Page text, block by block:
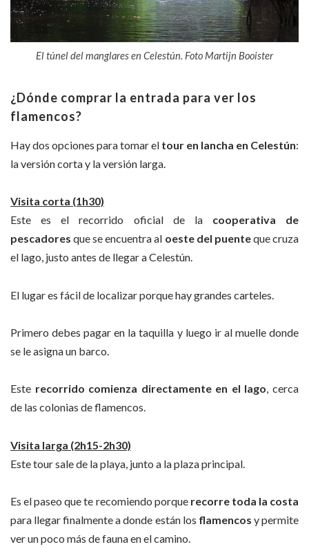
El túnel del manglares en Celestún. Foto Martijn Booister
¿Dónde comprar la entrada para ver los
flamencos?
Hay dos opciones para tomar el tour en lancha en Celestún:
la versión corta y la versión larga.
Visita corta (1h30)
Este es el recorrido oficial de la cooperativa de
pescadores que se encuentra al oeste del puenteque cruza
el lago, justo antes de llegar a Celestún.
El lugar es fácil de localizar porque hay grandes carteles.
Primero debes pagar en la taquilla y luego ir al muelle donde
se le asigna un barco.
Este recorrido comienza directamente en el lago, cerca
de las colonias de flamencos.
Visita larga (2h15-2h30)
Este tour sale de la playa, junto a la plaza principal.
Es el paseo que te recomiendo porquerecorre toda la costa
para llegar finalmente a donde están los flamencos y permite
ver un poco más de fauna en el camino.